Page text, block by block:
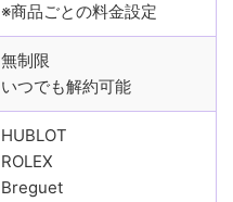
※商品ごとの料金設定
無制限
いつでも解約可能
HUBLOT
ROLEX
Breguet